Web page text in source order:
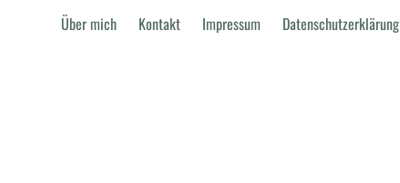
Über mich Kontakt Impressum Datenschutzerklärung